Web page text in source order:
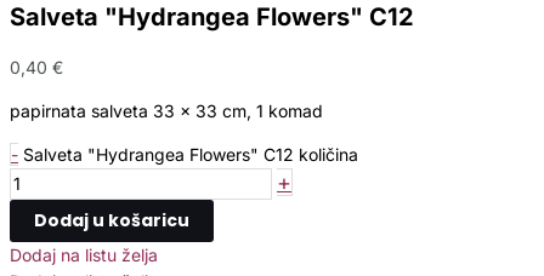
Salveta "Hydrangea Flowers" C12
0,40 €
papirnata salveta 33 x 33 cm, 1 komad
- Salveta "Hydrangea Flowers" C12 količina
+
Dodaj u košaricu
Dodaj na listu želja